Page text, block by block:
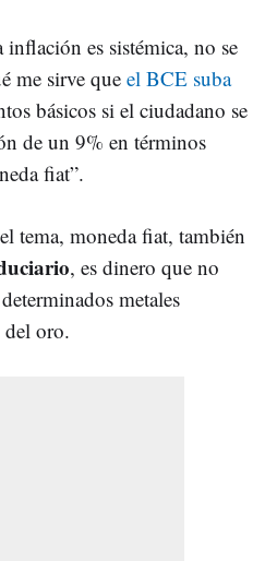
es sistémica, no se
me sirve que el BCE suba
básicos si el ciudadano se
de un 9% en términos
fiat”.
tema, moneda fiat, también
, es dinero que no
metales
del oro.